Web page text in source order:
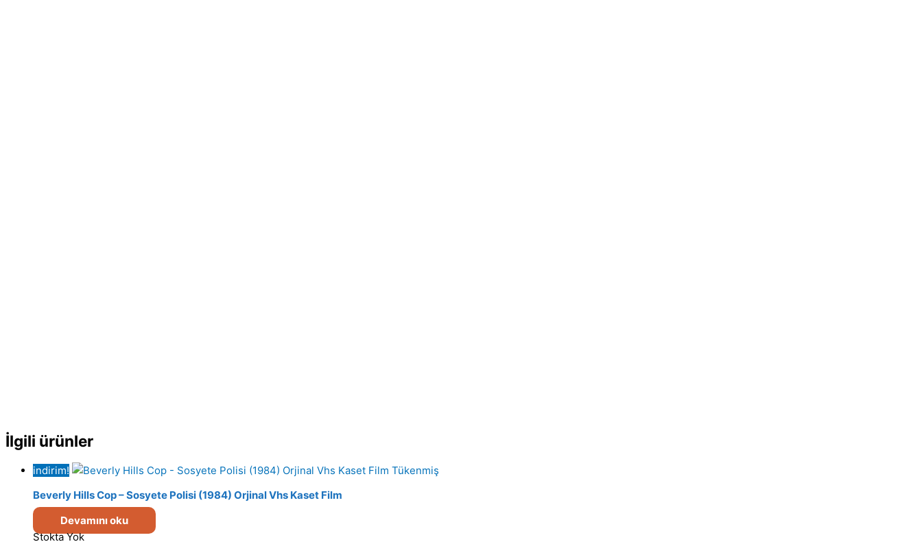
İlgili ürünler
indirim!
Tükenmiş
Beverly Hills Cop – Sosyete Polisi (1984) Orjinal Vhs Kaset Film
Devamını oku
Stokta Yok